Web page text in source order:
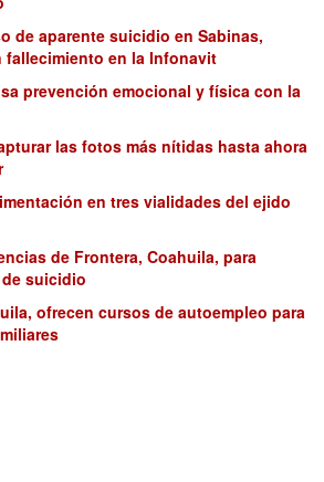
de aparente suicidio en Sabinas,
en la Infonavit
prevención emocional y física con la
las fotos más nítidas hasta ahora
en tres vialidades del ejido
de Frontera, Coahuila, para
suicidio
ofrecen cursos de autoempleo para